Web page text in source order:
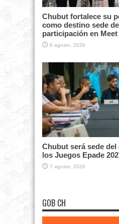
Chubut fortalece su
como destino sede
participación en
8 agosto, 2026
Chubut será sede
los Juegos Epade
7 agosto, 2026
GOB CH